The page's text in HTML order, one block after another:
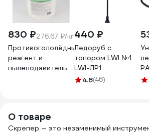
830 ₽276.67 ₽/кг
Противогололёдный
реагент и
пылеподавитель
банках (ведрах) по
3 кг магрефит-3
440 ₽
Ледоруб с
топором LWI №1
LWI-ЛР1
4.8(46)
р.
О товаре
Скрепер — это незаменимый